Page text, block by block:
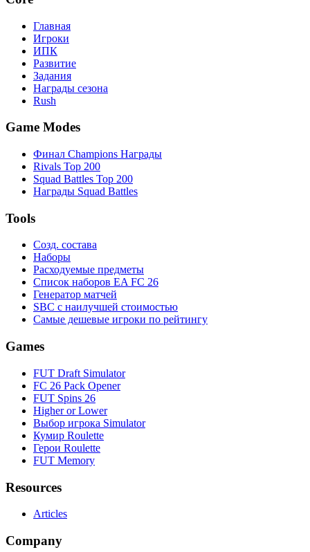
Главная
Игроки
ИПК
Развитие
Задания
Награды сезона
Rush
Game Modes
Финал Champions Награды
Rivals Top 200
Squad Battles Top 200
Награды Squad Battles
Tools
Созд. состава
Наборы
Расходуемые предметы
Список наборов EA FC 26
Генератор матчей
SBC с наилучшей стоимостью
Самые дешевые игроки по рейтингу
Games
FUT Draft Simulator
FC 26 Pack Opener
FUT Spins 26
Higher or Lower
Выбор игрока Simulator
Кумир Roulette
Герои Roulette
FUT Memory
Resources
Articles
Company